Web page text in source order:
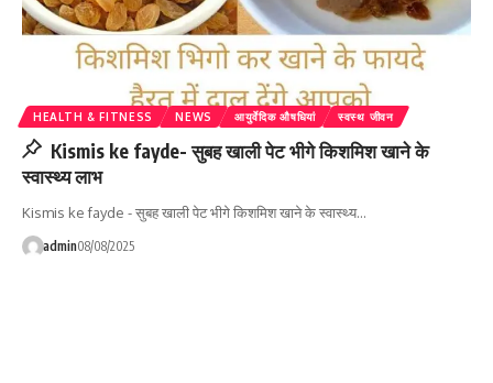
HEALTH & FITNESS NEWS आयुर्वेदिक औषधियां स्वस्थ जीवन
Kismis ke fayde- सुबह खाली पेट भीगे किशमिश खाने के
स्वास्थ्य लाभ
Kismis ke fayde - सुबह खाली पेट भीगे किशमिश खाने के स्वास्थ्य…
admin08/08/2025